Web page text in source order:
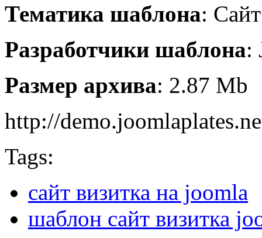
Тематика шаблона:
Разработчики шаблона:
Размер архива: 2.87 Mb
http://
Tags:
сайт визитка на joomla
шаблон сайт визитка